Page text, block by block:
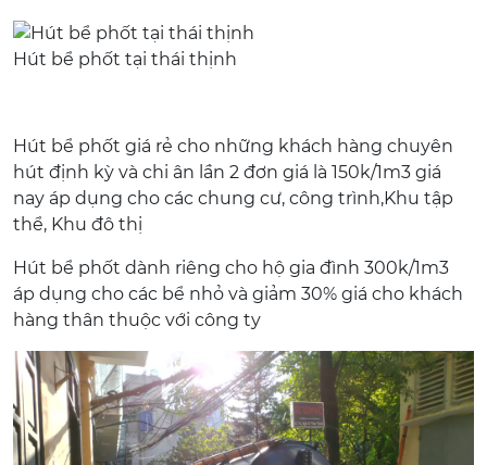
Hút bể phốt tại thái thịnh
Hút bể phốt giá rẻ cho những khách hàng chuyên
hút định kỳ và chi ân lần 2 đơn giá là 150k/1m3 giá
nay áp dụng cho các chung cư, công trình,Khu tập
thể, Khu đô thị
Hút bể phốt dành riêng cho hộ gia đình 300k/1m3
áp dụng cho các bể nhỏ và giảm 30% giá cho khách
hàng thân thuộc với công ty